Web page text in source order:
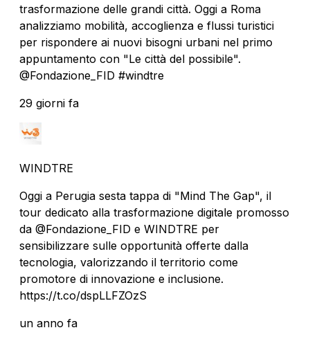
trasformazione delle grandi città. Oggi a Roma
analizziamo mobilità, accoglienza e flussi turistici
per rispondere ai nuovi bisogni urbani nel primo
appuntamento con "Le città del possibile".
@Fondazione_FID #windtre
29 giorni fa
WINDTRE
Oggi a Perugia sesta tappa di "Mind The Gap", il
tour dedicato alla trasformazione digitale promosso
da @Fondazione_FID e WINDTRE per
sensibilizzare sulle opportunità offerte dalla
tecnologia, valorizzando il territorio come
promotore di innovazione e inclusione.
https://t.co/dspLLFZOzS
un anno fa